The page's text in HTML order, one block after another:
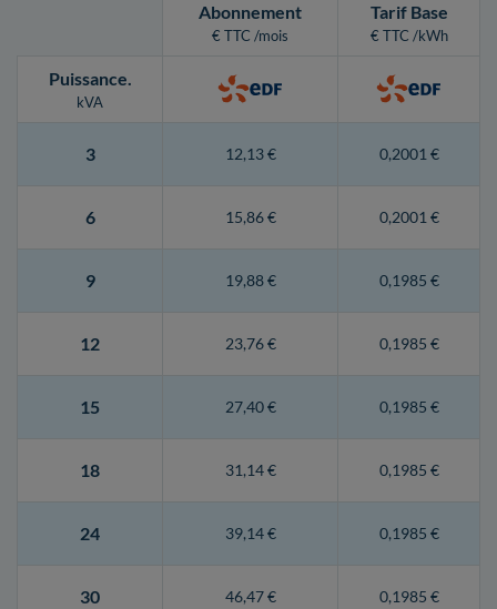
Abonnement
€ TTC /mois
Tarif Base
€ TTC /kWh
Puissance.
kVA
3 12,13 € 0,2001 €
6 15,86 € 0,2001 €
9 19,88 € 0,1985 €
12 23,76 € 0,1985 €
15 27,40 € 0,1985 €
18 31,14 € 0,1985 €
24 39,14 € 0,1985 €
30 46,47 € 0,1985 €